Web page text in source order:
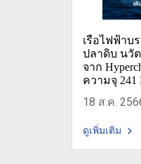
เรือไฟฟ้าบ
ปลาดิบ นวั
จาก
ความจุ 241
18 ส.ค.
ดูเพิ่มเติม